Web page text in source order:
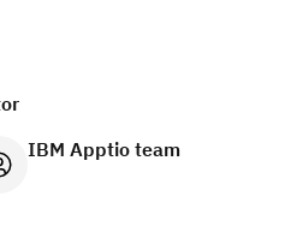
IBM Apptio team